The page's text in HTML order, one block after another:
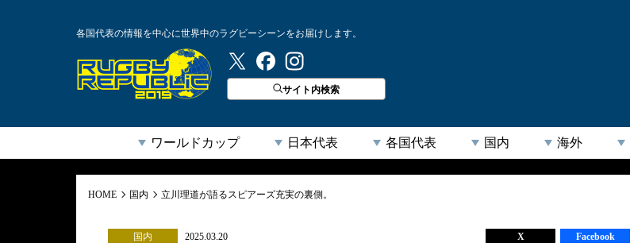
各国代表の情報を中心に世界中のラグビーシーンをお届けします。
ラグビーリパブリック
サイト内検索
ワールドカップ 日本代表 各国代表 国内 海外
HOME 国内 立川理道が語るスピアーズ充実の裏側。
国内 2025.03.20 X Facebook